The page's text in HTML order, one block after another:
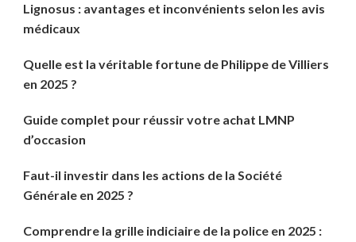
Lignosus : avantages et inconvénients selon les avis
médicaux
Quelle est la véritable fortune de Philippe de Villiers
en 2025 ?
Guide complet pour réussir votre achat LMNP
d’occasion
Faut-il investir dans les actions de la Société
Générale en 2025 ?
Comprendre la grille indiciaire de la police en 2025 :